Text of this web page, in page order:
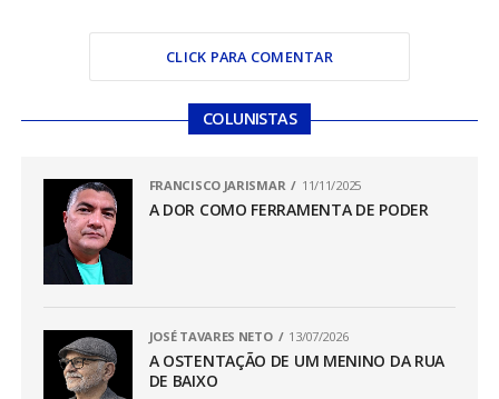
CLICK PARA COMENTAR
COLUNISTAS
FRANCISCO JARISMAR 11/11/2025
A DOR COMO FERRAMENTA DE PODER
JOSÉ TAVARES NETO 13/07/2026
A OSTENTAÇÃO DE UM MENINO DA RUA
DE BAIXO